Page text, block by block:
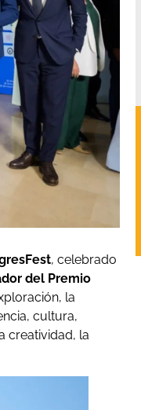
, celebrado
del Premio
la
cultura,
creatividad, la